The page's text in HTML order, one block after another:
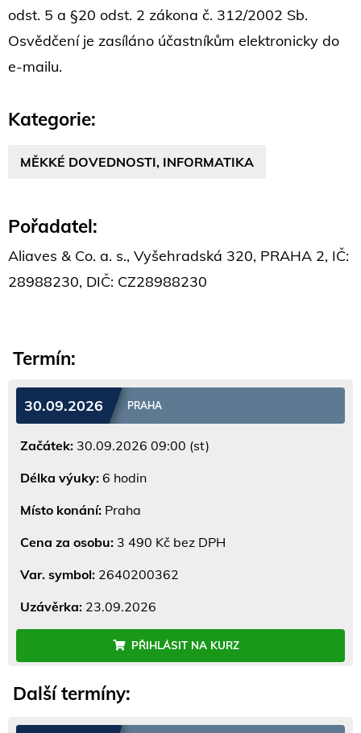
odst. 5 a §20 odst. 2 zákona č. 312/2002 Sb.
Osvědčení je zasíláno účastníkům elektronicky do
e-mailu.
Kategorie:
MĚKKÉ DOVEDNOSTI, INFORMATIKA
Pořadatel:
Aliaves & Co. a. s., Vyšehradská 320, PRAHA 2, IČ:
28988230, DIČ: CZ28988230
Termín:
30.09.2026 PRAHA
Začátek: 30.09.2026 09:00 (st)
Délka výuky: 6 hodin
Místo konání: Praha
Cena za osobu: 3 490 Kč bez DPH
Var. symbol: 2640200362
Uzávěrka: 23.09.2026
PŘIHLÁSIT NA KURZ
Další termíny: